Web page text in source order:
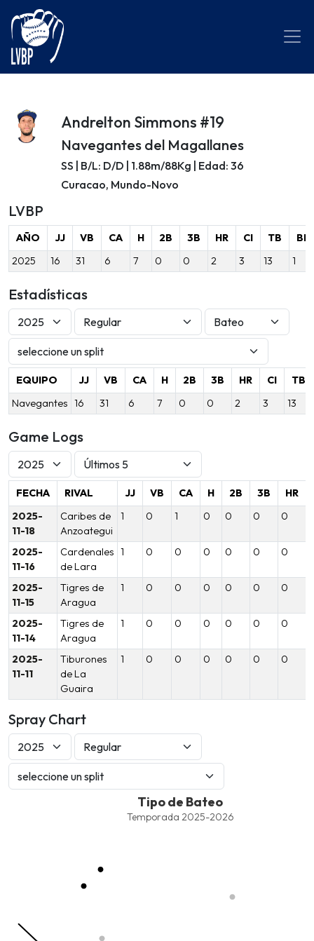
Andrelton Simmons #19
Navegantes del Magallanes
SS | B/L: D/D | 1.88m/88Kg | Edad: 36
Curacao, Mundo-Novo
LVBP
AÑO JJ VB CA H 2B 3B HR CI TB
BB
2025
16 31 6 7 0 0 2 3 13 1
Estadísticas
EQUIPO JJ VB CA H 2B 3B HR CI
TB
Navegantes 16 31 6 7 0 0 2 3 13
Game Logs
FECHA RIVAL JJ VB CA H 2B 3B HR
2025-
11-18
Caribes de
Anzoategui
1 0 1 0 0 0 0
2025-
11-16
Cardenales
de Lara
1 0 0 0 0 0 0
2025-
11-15
Tigres de
Aragua
1 0 0 0 0 0 0
2025-
11-14
Tigres de
Aragua
1 0 0 0 0 0 0
2025-
11-11
Tiburones
de La
Guaira
1 0 0 0 0 0 0
Spray Chart
Combination chart with 7 data series.
The chart has 1 X axis displaying values. Data ranges from -
The chart has 1 Y axis displaying values. Data ranges from -
Tipo de Bateo
Temporada 2025-2026